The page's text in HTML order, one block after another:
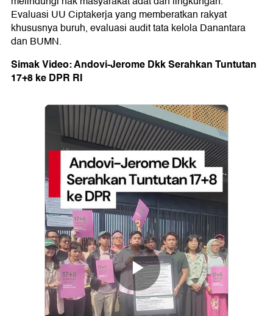
Evaluasi UU Ciptakerja yang memberatkan rakyat
khususnya buruh, evaluasi audit tata kelola Danantara
dan BUMN.
Simak Video: Andovi-Jerome Dkk Serahkan Tuntutan
17+8 ke DPR RI